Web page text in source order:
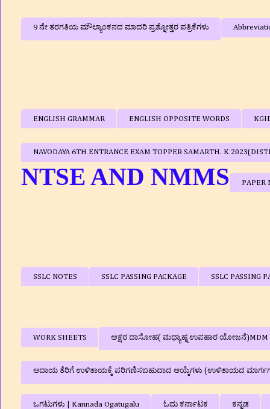
9 ನೇ ತರಗತಿಯ ಮೌಲ್ಯಾಂಕನದ ಮಾದರಿ ಪ್ರಶ್ನೋತ್ತರ ಪತ್ರಿಕೆಗಳು
ENGLISH GRAMMAR ENGLISH OPPOSITE WORDS
NAVODAYA 6TH ENTRANCE EXAM TOPPER SAMARTH. K
NTSE AND NMMS PAPER
SSLC NOTES SSLC PASSING PACKAGE SSLC PASSING
WORK SHEETS ಅಕ್ಷರ ದಾಸೋಹ( ಮಧ್ಯಾಹ್ನ ಉಪಹಾರ ಯೋಜನೆ)MDM
ಆದಾಯ ತೆರಿಗೆ ಉಳಿತಾಯಕ್ಕೆ ಪರಿಗಣಿಸಬಹುದಾದ ಆಯ್ಕೆಗಳು (ಉಳಿತಾಯದ
ಒಗಟುಗಳು | Kannada Ogatugalu ಓದು ಕರ್ನಾಟಕ ಕನ್ನಡ